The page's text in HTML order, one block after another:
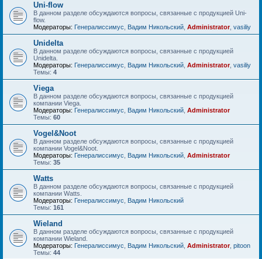
Uni-flow
В данном разделе обсуждаются вопросы, связанные с продукцией Uni-
flow.
Модераторы: Генералиссимус Вадим Никольский Administrator, vasiliy
Unidelta
В данном разделе обсуждаются вопросы, связанные с продукцией
Unidelta.
Модераторы: Генералиссимус Вадим Никольский Administrator, vasiliy
Темы: 4
Viega
В данном разделе обсуждаются вопросы, связанные с продукцией
компании Viega.
Модераторы: Генералиссимус Вадим Никольский Administrator
Темы: 60
Vogel&Noot
В данном разделе обсуждаются вопросы, связанные с продукцией
компании Vogel&Noot.
Модераторы: Генералиссимус Вадим Никольский Administrator
Темы: 35
Watts
В данном разделе обсуждаются вопросы, связанные с продукцией
компании Watts.
Модераторы: Генералиссимус
Вадим Никольский
Темы: 161
Wieland
В данном разделе обсуждаются вопросы, связанные с продукцией
компании Wieland.
Модераторы: Генералиссимус Вадим Никольский Administrator, pitoon
Темы: 44